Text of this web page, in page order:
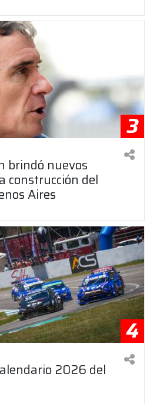
3
brindó nuevos
construcción del
Aires
4
2026 del